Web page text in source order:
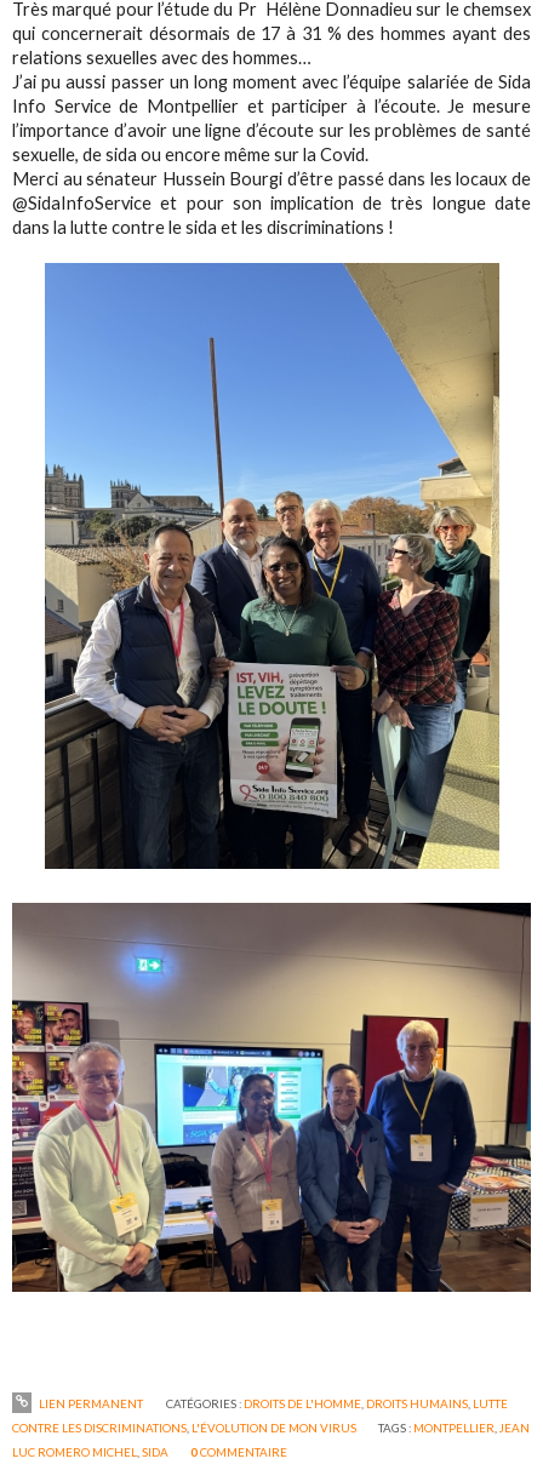
Très marqué pour l’étude du Pr Hélène Donnadieu sur le chemsex
qui concernerait désormais de 17 à 31 % des hommes ayant des
relations sexuelles avec des hommes…
J’ai pu aussi passer un long moment avec l’équipe salariée de Sida
Info Service de Montpellier et participer à l’écoute. Je mesure
l’importance d’avoir une ligne d’écoute sur les problèmes de santé
sexuelle, de sida ou encore même sur la Covid.
Merci au sénateur Hussein Bourgi d’être passé dans les locaux de
@SidaInfoService et pour son implication de très longue date
dans la lutte contre le sida et les discriminations !
LIEN PERMANENT CATÉGORIES : DROITS DE L'HOMME, DROITS HUMAINS, LUTTE
CONTRE LES DISCRIMINATIONS L'ÉVOLUTION DE MON VIRUS TAGS : MONTPELLIER JEAN
LUC ROMERO MICHEL ,SIDA 0COMMENTAIRE